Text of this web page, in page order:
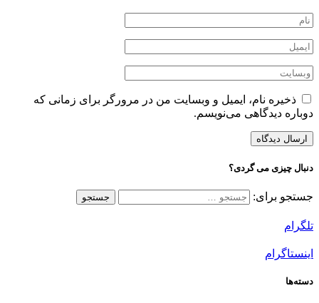
ذخیره نام، ایمیل و وبسایت من در مرورگر برای زمانی که
دوباره دیدگاهی می‌نویسم.
دنبال چیزی می گردی؟
جستجو برای:
تلگرام
اینستاگرام
دسته‌ها